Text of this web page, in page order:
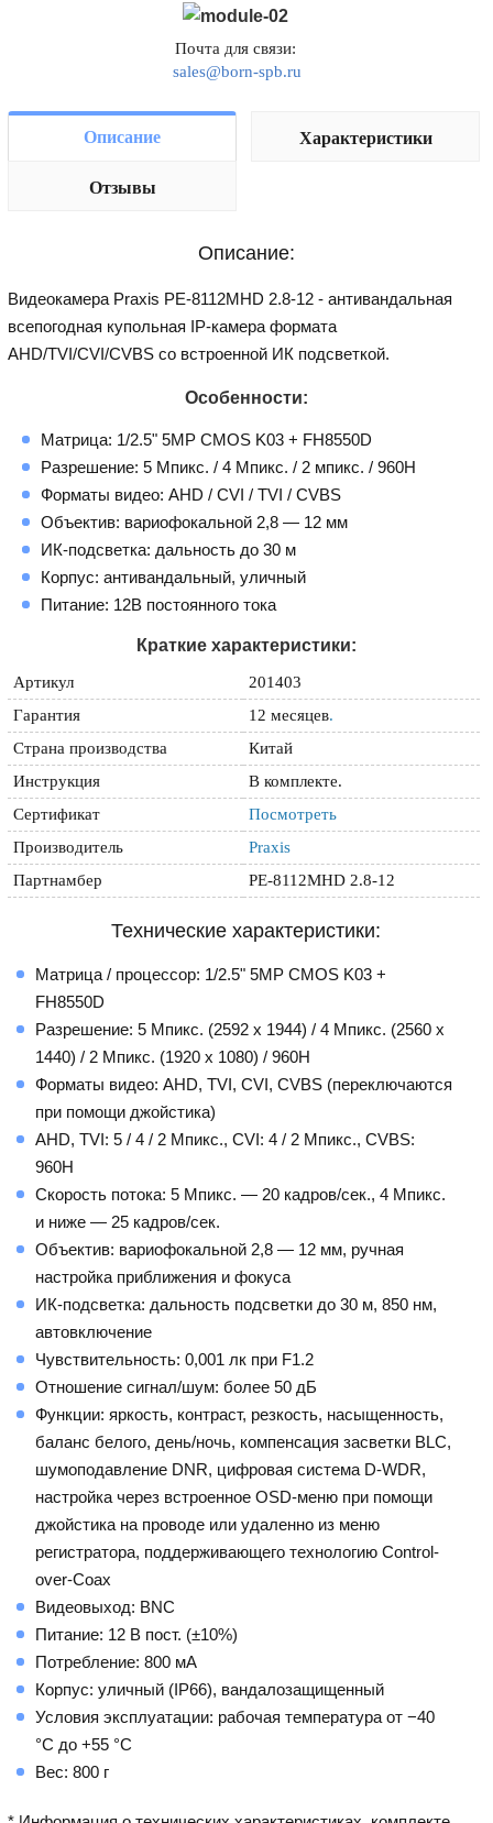
Почта для связи:
sales@born-spb.ru
Описание Характеристики
Отзывы
Описание:
Видеокамера Praxis PE-8112MHD 2.8-12 - антивандальная
всепогодная купольная IP-камера формата
AHD/TVI/CVI/CVBS со встроенной ИК подсветкой.
Особенности:
Матрица: 1/2.5" 5MP CMOS K03 + FH8550D
Разрешение: 5 Мпикс. / 4 Мпикс. / 2 мпикс. / 960H
Форматы видео: AHD / CVI / TVI / CVBS
Объектив: вариофокальной 2,8 — 12 мм
ИК-подсветка: дальность до 30 м
Корпус: антивандальный, уличный
Питание: 12В постоянного тока
Краткие характеристики:
Артикул
201403
Гарантия
12 месяцев.
Страна производства
Китай
Инструкция
В комплекте.
Сертификат
Посмотреть
Производитель
Praxis
Партнамбер
PE-8112MHD 2.8-12
Технические характеристики:
Матрица / процессор: 1/2.5" 5MP CMOS K03 +
FH8550D
Разрешение: 5 Мпикс. (2592 x 1944) / 4 Мпикс. (2560 x
1440) / 2 Мпикс. (1920 x 1080) / 960H
Форматы видео: AHD, TVI, CVI, CVBS (переключаются
при помощи джойстика)
AHD, TVI: 5 / 4 / 2 Мпикс., CVI: 4 / 2 Мпикс., CVBS:
960H
Скорость потока: 5 Мпикс. — 20 кадров/сек., 4 Мпикс.
и ниже — 25 кадров/сек.
Объектив: вариофокальной 2,8 — 12 мм, ручная
настройка приближения и фокуса
ИК-подсветка: дальность подсветки до 30 м, 850 нм,
автовключение
Чувствительность: 0,001 лк при F1.2
Отношение сигнал/шум: более 50 дБ
Функции: яркость, контраст, резкость, насыщенность,
баланс белого, день/ночь, компенсация засветки BLC,
шумоподавление DNR, цифровая система D-WDR,
настройка через встроенное OSD-меню при помощи
джойстика на проводе или удаленно из меню
регистратора, поддерживающего технологию Control-
over-Coax
Видеовыход: BNC
Питание: 12 В пост. (±10%)
Потребление: 800 мА
Корпус: уличный (IP66), вандалозащищенный
Условия эксплуатации: рабочая температура от −40
°С до +55 °С
Вес: 800 г